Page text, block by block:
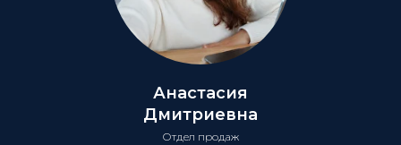
Анастасия
Дмитриевна
Отдел продаж